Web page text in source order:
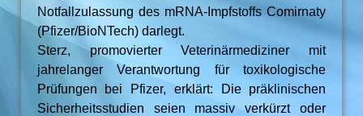
Notfallzulassung des mRNA-Impfstoffs Comirnaty
(Pfizer/BioNTech) darlegt.
Sterz, promovierter Veterinärmediziner mit
jahrelanger Verantwortung für toxikologische
Prüfungen bei Pfizer, erklärt: Die präklinischen
Sicherheitsstudien seien massiv verkürzt oder